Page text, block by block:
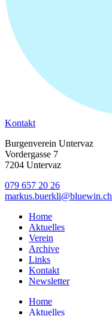
Kontakt
Burgenverein Untervaz
Vordergasse 7
7204 Untervaz
079 657 20 26
markus.buerkli@bluewin.ch
Home
Aktuelles
Verein
Archive
Links
Kontakt
Newsletter
Home
Aktuelles